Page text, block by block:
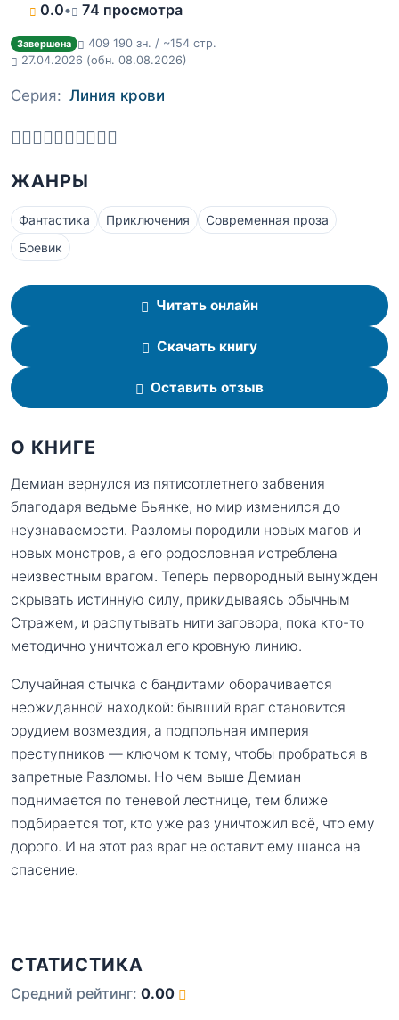
0.0• 74 просмотра
Завершена
409 190 зн. / ~154 стр.
27.04.2026 (обн. 08.08.2026)
Серия: Линия крови
ЖАНРЫ
Фантастика Приключения
Современная проза
Боевик
Читать онлайн
Скачать книгу
Оставить отзыв
О КНИГЕ
Демиан вернулся из пятисотлетнего забвения
благодаря ведьме Бьянке, но мир изменился до
неузнаваемости. Разломы породили новых магов и
новых монстров, а его родословная истреблена
неизвестным врагом. Теперь первородный вынужден
скрывать истинную силу, прикидываясь обычным
Стражем, и распутывать нити заговора, пока кто-то
методично уничтожал его кровную линию.
Случайная стычка с бандитами оборачивается
неожиданной находкой: бывший враг становится
орудием возмездия, а подпольная империя
преступников — ключом к тому, чтобы пробраться в
запретные Разломы. Но чем выше Демиан
поднимается по теневой лестнице, тем ближе
подбирается тот, кто уже раз уничтожил всё, что ему
дорого. И на этот раз враг не оставит ему шанса на
спасение.
СТАТИСТИКА
Средний рейтинг: 0.00